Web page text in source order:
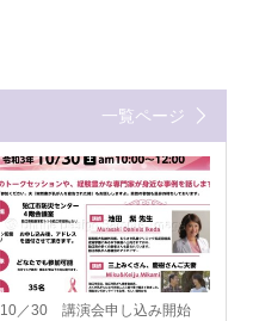
一覧ページ
10／30 講演会申し込み開始